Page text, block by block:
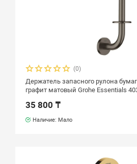
(0)
Держатель запасного рулона
графит матовый Grohe Essentials
35 800 ₸
Наличие: Мало